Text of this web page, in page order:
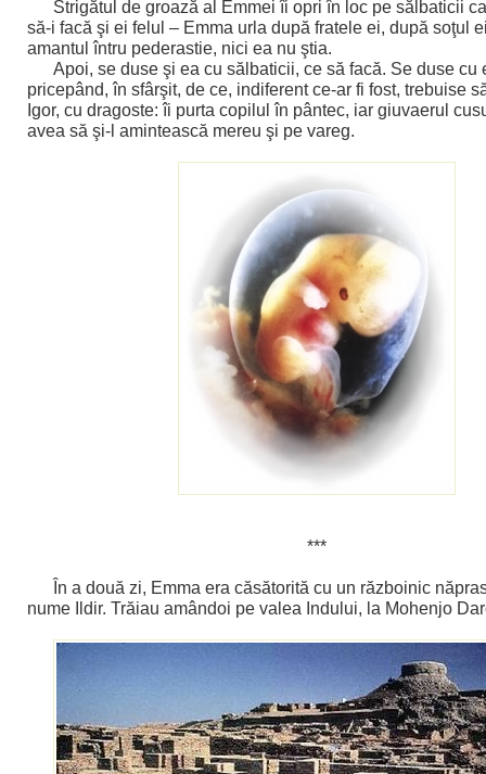
Strigătul de groază al Emmei îi opri în loc pe sălbaticii
să-i facă şi ei felul – Emma urla după fratele ei, după soţul
amantul întru pederastie, nici ea nu ştia.
Apoi, se duse şi ea cu sălbaticii, ce să facă. Se duse cu
pricepând, în sfârşit, de ce, indiferent ce-ar fi fost, trebuise
Igor, cu dragoste: îi purta copilul în pântec, iar giuvaerul
avea să şi-l amintească mereu şi pe vareg.
***
În a două zi, Emma era căsătorită cu un războinic
nume Ildir. Trăiau amândoi pe valea Indului, la Mohenjo